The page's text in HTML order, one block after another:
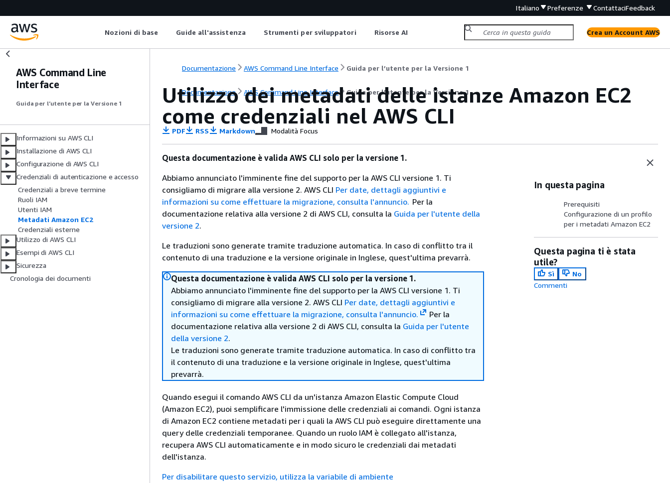
Italiano Preferenze ContattaciFeedback
Nozioni di base Guide all'assistenza Strumenti per sviluppatori Risorse AI Crea un Account AWS
AWS Command Line
Interface
Guida per l’utente per la Versione 1
Informazioni su AWS CLI
Installazione di AWS CLI
Configurazione di AWS CLI
Credenziali di autenticazione e accesso
Credenziali a breve termine
Ruoli IAM
Utenti IAM
Metadati Amazon EC2
Credenziali esterne
Utilizzo di AWS CLI
Esempi di AWS CLI
Sicurezza
Cronologia dei documenti
Documentazione AWS Command Line Interface Guida per l’utente per la Versione 1
Documentazione AWS Command Line Interface Guida per l’utente per la Versione 1
Utilizzo dei metadati delle istanze Amazon EC2
come credenziali nel AWS CLI
PDF RSS Markdown Modalità Focus
Questa documentazione è valida AWS CLI solo per la versione 1.
Abbiamo annunciato l'imminente fine del supporto per la AWS CLI versione 1. Ti
consigliamo di migrare alla versione 2. AWS CLI Per date, dettagli aggiuntivi e
informazioni su come effettuare la migrazione, consulta l'annuncio. Per la
documentazione relativa alla versione 2 di AWS CLI, consulta la Guida per l'utente della
versione 2.
Le traduzioni sono generate tramite traduzione automatica. In caso di conflitto tra il
contenuto di una traduzione e la versione originale in Inglese, quest'ultima prevarrà.
Questa documentazione è valida AWS CLI solo per la versione 1.
Abbiamo annunciato l'imminente fine del supporto per la AWS CLI versione 1. Ti
consigliamo di migrare alla versione 2. AWS CLI Per date, dettagli aggiuntivi e
informazioni su come effettuare la migrazione, consulta l'annuncio.
Per la
documentazione relativa alla versione 2 di AWS CLI, consulta la Guida per l'utente
della versione 2.
Le traduzioni sono generate tramite traduzione automatica. In caso di conflitto tra
il contenuto di una traduzione e la versione originale in Inglese, quest'ultima
prevarrà.
Quando esegui il comando AWS CLI da un'istanza Amazon Elastic Compute Cloud
(Amazon EC2), puoi semplificare l'immissione delle credenziali ai comandi. Ogni istanza
di Amazon EC2 contiene metadati per i quali la AWS CLI può eseguire direttamente una
query delle credenziali temporanee. Quando un ruolo IAM è collegato all'istanza,
recupera AWS CLI automaticamente e in modo sicuro le credenziali dai metadati
dell'istanza.
Per disabilitare questo servizio, utilizza la variabile di ambiente
In questa pagina
Prerequisiti
Configurazione di un profilo
per i metadati Amazon EC2
Questa pagina ti è stata
utile?
Sì
No
Commenti